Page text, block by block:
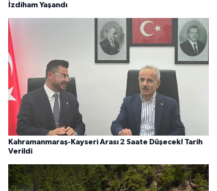
İzdiham Yaşandı
Kahramanmaraş-Kayseri Arası 2 Saate Düşecek! Tarih
Verildi